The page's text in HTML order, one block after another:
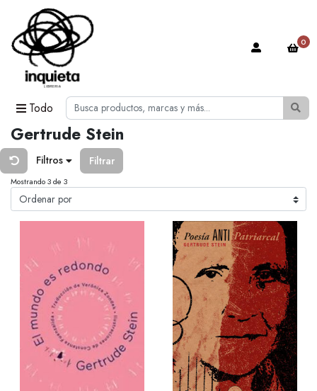
Todo
0
Gertrude Stein
Filtros Filtrar
Mostrando 3 de 3